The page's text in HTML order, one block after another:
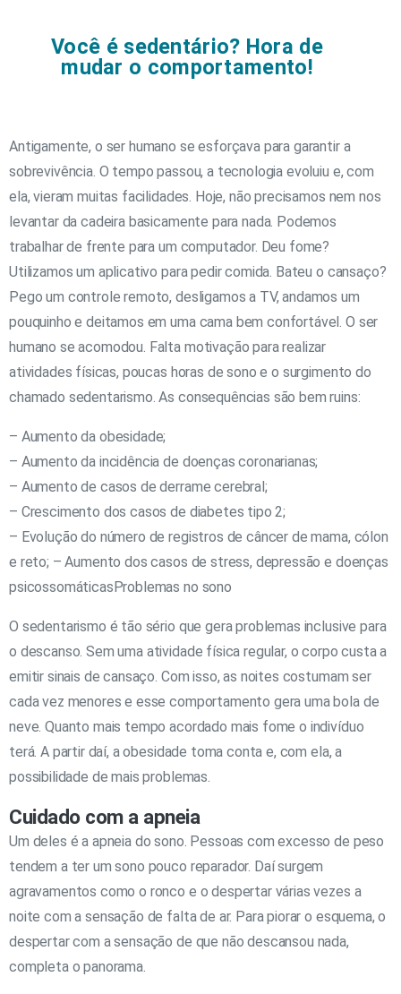
Você é sedentário? Hora de
mudar o comportamento!
Antigamente, o ser humano se esforçava para garantir a
sobrevivência. O tempo passou, a tecnologia evoluiu e, com
ela, vieram muitas facilidades. Hoje, não precisamos nem nos
levantar da cadeira basicamente para nada. Podemos
trabalhar de frente para um computador. Deu fome?
Utilizamos um aplicativo para pedir comida. Bateu o cansaço?
Pego um controle remoto, desligamos a TV, andamos um
pouquinho e deitamos em uma cama bem confortável. O ser
humano se acomodou. Falta motivação para realizar
atividades físicas, poucas horas de sono e o surgimento do
chamado sedentarismo. As consequências são bem ruins:
– Aumento da obesidade;
– Aumento da incidência de doenças coronarianas;
– Aumento de casos de derrame cerebral;
– Crescimento dos casos de diabetes tipo 2;
– Evolução do número de registros de câncer de mama, cólon
e reto; – Aumento dos casos de stress, depressão e doenças
psicossomáticasProblemas no sono
O sedentarismo é tão sério que gera problemas inclusive para
o descanso. Sem uma atividade física regular, o corpo custa a
emitir sinais de cansaço. Com isso, as noites costumam ser
cada vez menores e esse comportamento gera uma bola de
neve. Quanto mais tempo acordado mais fome o indivíduo
terá. A partir daí, a obesidade toma conta e, com ela, a
possibilidade de mais problemas.
Cuidado com a apneia
Um deles é a apneia do sono. Pessoas com excesso de peso
tendem a ter um sono pouco reparador. Daí surgem
agravamentos como o ronco e o despertar várias vezes a
noite com a sensação de falta de ar. Para piorar o esquema, o
despertar com a sensação de que não descansou nada,
completa o panorama.